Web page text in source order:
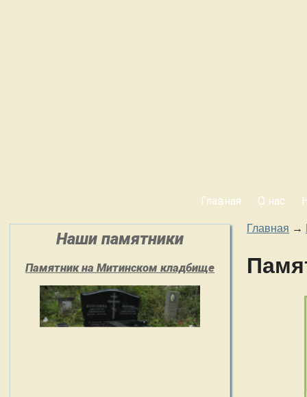
Главная О нас
Наши памятники
Памятник на Митинском кладбище
Главная →